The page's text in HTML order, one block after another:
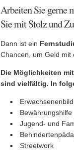
Arbeiten Sie gerne
Sie mit Stolz und
Dann ist ein
Chancen, um Geld mit
Die Möglichkeiten
sind vielfältig. In
Bewährungshilfe
Jugend- und
Streetwork